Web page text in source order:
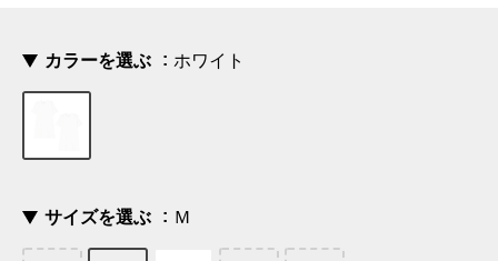
カラーを選ぶ ホワイト
サイズを選ぶ Ｍ